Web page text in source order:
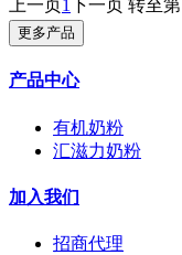
上一页1下一页 转至第
更多产品
产品中心
有机奶粉
汇滋力奶粉
加入我们
招商代理